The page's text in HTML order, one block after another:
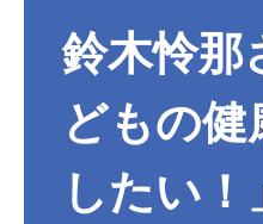
鈴木怜那
どもの
したい！